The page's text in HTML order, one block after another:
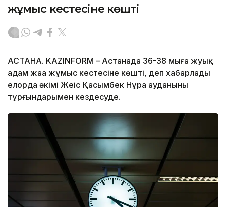
жұмыс кестесіне көшті
АСТАНА. KAZINFORM – Астанада 36-38 мыңға жуық
адам жаңа жұмыс кестесіне көшті, деп хабарлады
елорда әкімі Жеңіс Қасымбек Нұра ауданының
тұрғындарымен кездесуде.